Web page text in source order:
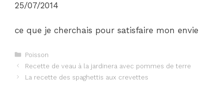
25/07/2014
ce que je cherchais pour satisfaire mon envie
Catégories
Poisson
Navigation
des
Recette de veau à la jardinera avec pommes de terre
La recette des spaghettis aux crevettes